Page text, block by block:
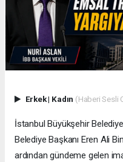
Erkek| Kadın (Haberi Sesli
İstanbul Büyükşehir
Belediye Başkanı Eren Ali
ardından gündeme gelen